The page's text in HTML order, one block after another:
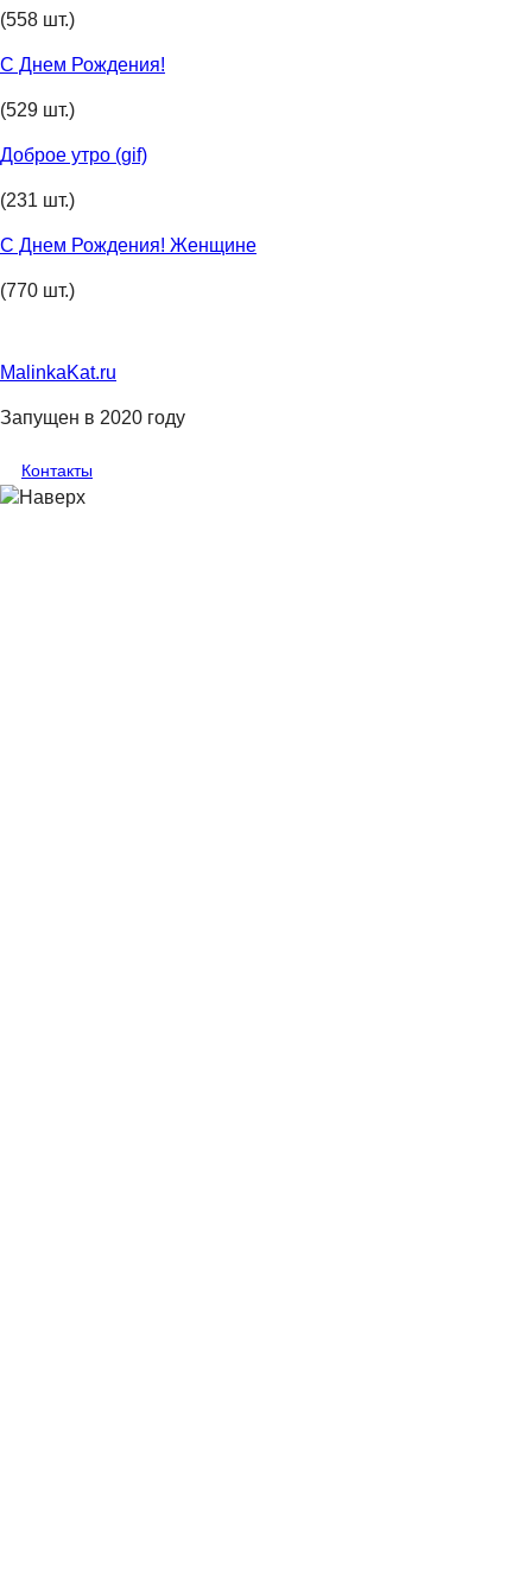
(558 шт.)
С Днем Рождения!
(529 шт.)
Доброе утро (gif)
(231 шт.)
С Днем Рождения! Женщине
(770 шт.)
MalinkaKat.ru
Запущен в 2020 году
Контакты